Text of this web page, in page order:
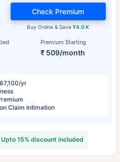
Premium Starting
₹ 509/month
Buy Online & Save₹4.0 K
Check Premium
yr
Claim Intimation
Upto 15% discount included